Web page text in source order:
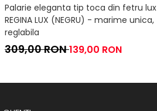
Palarie eleganta tip toca din fetru lux
REGINA LUX (NEGRU) - marime unica,
reglabila
309,00 RON139,00 RON